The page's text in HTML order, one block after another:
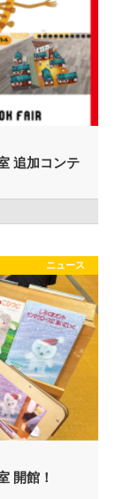
追加コンテ
ニュース
開館！